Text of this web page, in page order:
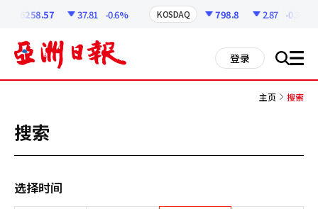
6258.57 37.81 -0.6% KOSDAQ 798.8 2.87 -0.36%
登录 搜 all
主页 搜索
搜索
选择时间